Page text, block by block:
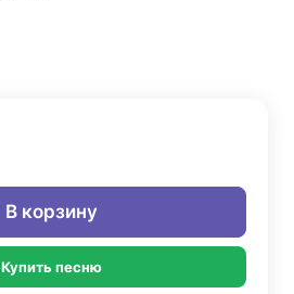
В корзину
Купить песню